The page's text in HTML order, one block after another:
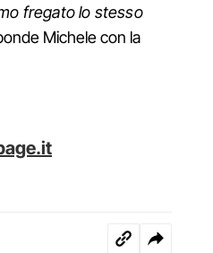
fregato lo stesso
Michele con la